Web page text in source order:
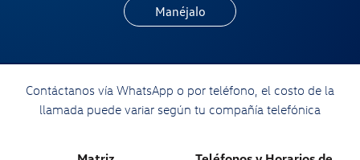
Manéjalo
Contáctanos vía WhatsApp o por teléfono, el costo de la
llamada puede variar según tu compañía telefónica